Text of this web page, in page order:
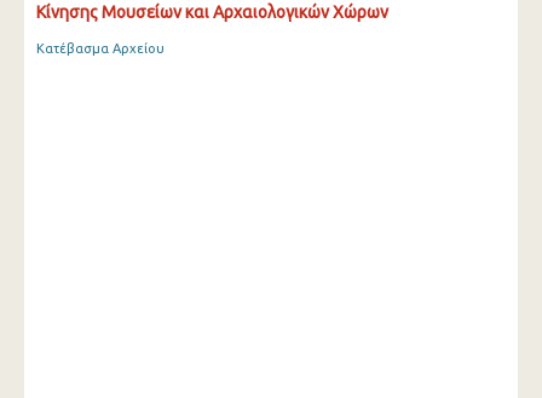
Κίνησης Μουσείων και Αρχαιολογικών Χώρων
Κατέβασμα Αρχείου